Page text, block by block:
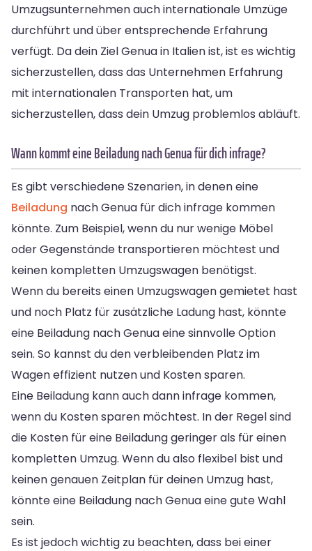
Umzugsunternehmen auch internationale Umzüge
durchführt und über entsprechende Erfahrung
verfügt. Da dein Ziel Genua in Italien ist, ist es wichtig
sicherzustellen, dass das Unternehmen Erfahrung
mit internationalen Transporten hat, um
sicherzustellen, dass dein Umzug problemlos abläuft.
Wann kommt eine Beiladung nach Genua für dich infrage?
Es gibt verschiedene Szenarien, in denen eine
Beiladung nach Genua für dich infrage kommen
könnte. Zum Beispiel, wenn du nur wenige Möbel
oder Gegenstände transportieren möchtest und
keinen kompletten Umzugswagen benötigst.
Wenn du bereits einen Umzugswagen gemietet hast
und noch Platz für zusätzliche Ladung hast, könnte
eine Beiladung nach Genua eine sinnvolle Option
sein. So kannst du den verbleibenden Platz im
Wagen effizient nutzen und Kosten sparen.
Eine Beiladung kann auch dann infrage kommen,
wenn du Kosten sparen möchtest. In der Regel sind
die Kosten für eine Beiladung geringer als für einen
kompletten Umzug. Wenn du also flexibel bist und
keinen genauen Zeitplan für deinen Umzug hast,
könnte eine Beiladung nach Genua eine gute Wahl
sein.
Es ist jedoch wichtig zu beachten, dass bei einer